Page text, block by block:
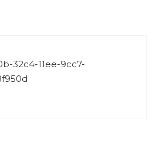
32c4-11ee-9cc7-